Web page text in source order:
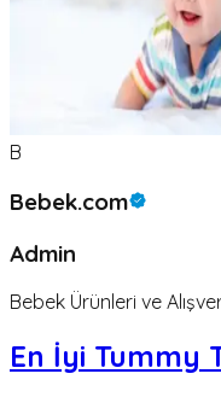
B
Bebek.com
Admin
Bebek Ürünleri ve
En İyi Tummy